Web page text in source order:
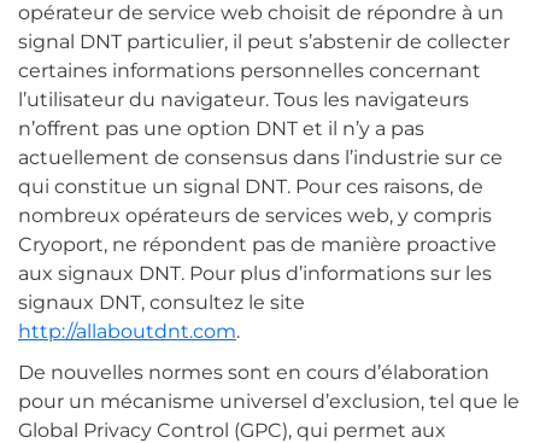
opérateur de service web choisit de répondre à un
signal DNT particulier, il peut s’abstenir de collecter
certaines informations personnelles concernant
l’utilisateur du navigateur. Tous les navigateurs
n’offrent pas une option DNT et il n’y a pas
actuellement de consensus dans l’industrie sur ce
qui constitue un signal DNT. Pour ces raisons, de
nombreux opérateurs de services web, y compris
Cryoport, ne répondent pas de manière proactive
aux signaux DNT. Pour plus d’informations sur les
signaux DNT, consultez le site
http://allaboutdnt.com.
De nouvelles normes sont en cours d’élaboration
pour un mécanisme universel d’exclusion, tel que le
Global Privacy Control (GPC), qui permet aux